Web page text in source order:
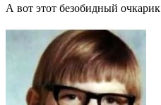
А вот этот безобидный очкарик